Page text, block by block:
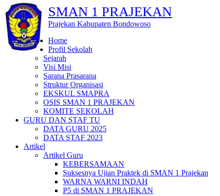
SMAN 1 PRAJEKAN
Prajekan Kabupaten Bondowoso
Home
Profil Sekolah
Sejarah
Visi Misi
Sarana Prasarana
Struktur Organisasi
EKSKUL SMAPRA
OSIS SMAN 1 PRAJEKAN
KOMITE SEKOLAH
GURU DAN STAF TU
DATA GURU 2025
DATA STAF 2023
Artikel
Artikel Guru
KEBERSAMAAN
Suksesnya Ujian Praktek di SMAN 1 Prajekan
WARNA WARNI INDAH
P5 di SMAN 1 PRAJEKAN